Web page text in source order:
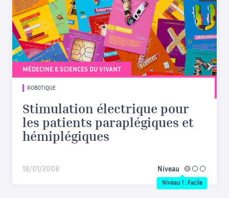
MÉDECINE & SCIENCES DU VIVANT
ROBOTIQUE
Stimulation électrique pour
les patients paraplégiques et
hémiplégiques
18/01/2008 Niveau facile
Niveau 1 : Facile